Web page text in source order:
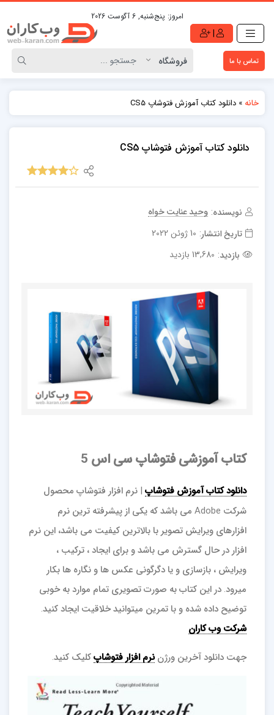
امروز: پنج‌شنبه, 6 آگوست 2026
|
تماس با ما
خانه » دانلود کتاب آموزش فتوشاپ CS5
دانلود کتاب آموزش فتوشاپ CS5
نویسنده: وحید عنایت خواه
تاریخ انتشار: 10 ژوئن 2022
بازدید: 13,680 بازدید
کتاب آموزشی فتوشاپ سی اس 5
دانلود کتاب آموزش فتوشاپ | نرم افزار فتوشاپ محصول
شرکت Adobe می باشد که یکی از پیشرفته ترین نرم
افزارهای ویرایش تصویر با بالاترین کیفیت می باشد، این نرم
افزار در حال گسترش می باشد و برای ایجاد ، ترکیب ،
ویرایش ، بازسازی و یا دگرگونی عکس ها و نگاره ها بکار
میرود. در این کتاب به صورت تصویری تمام موارد به خوبی
توضیح داده شده و با تمرین میتوانید خلاقیت ایجاد کنید.
شرکت وب کاران
جهت دانلود آخرین ورژننرم افزار فتوشاپ کلیک کنید.